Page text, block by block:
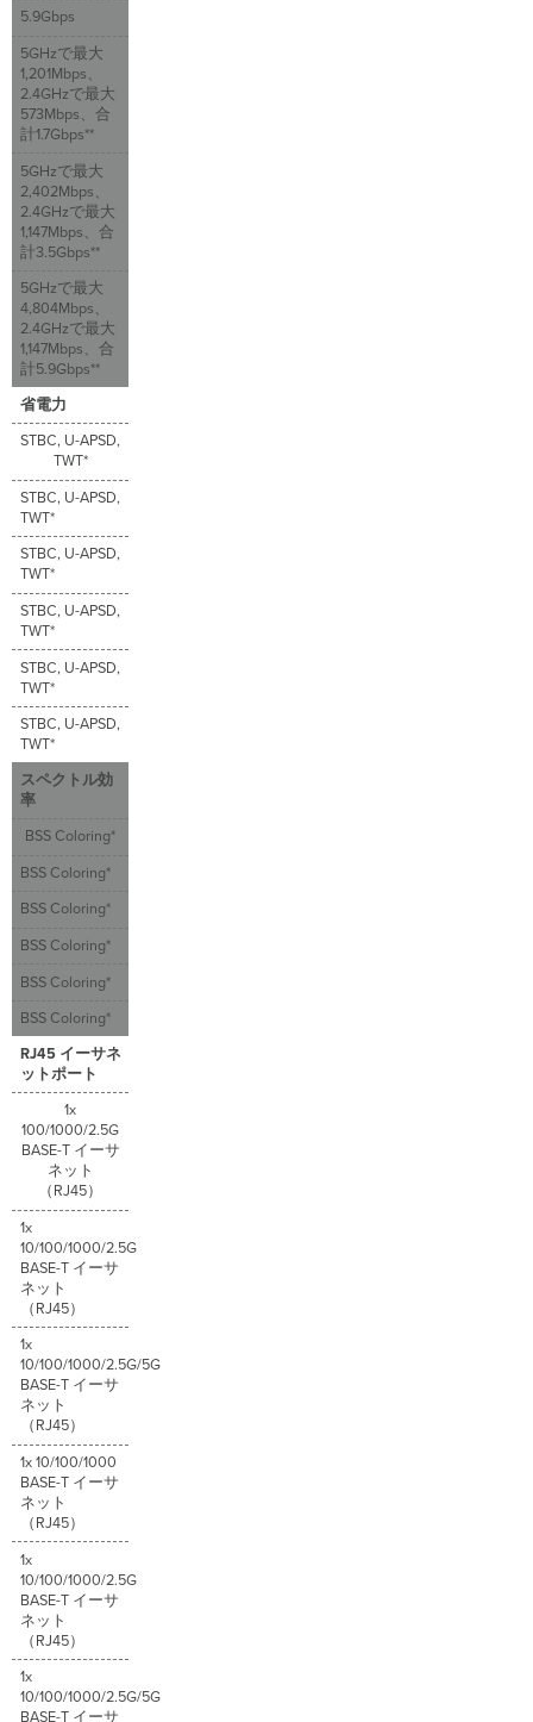
5.9Gbps
5GHzで最大
1,201Mbps、
2.4GHzで最大
573Mbps、合
計1.7Gbps**
5GHzで最大
2,402Mbps、
2.4GHzで最大
1,147Mbps、合
計3.5Gbps**
5GHzで最大
4,804Mbps、
2.4GHzで最大
1,147Mbps、合
計5.9Gbps**
省電力
STBC, U-APSD,
TWT*
STBC, U-APSD,
TWT*
STBC, U-APSD,
TWT*
STBC, U-APSD,
TWT*
STBC, U-APSD,
TWT*
STBC, U-APSD,
TWT*
スペクトル効
率
BSS Coloring*
BSS Coloring*
BSS Coloring*
BSS Coloring*
BSS Coloring*
BSS Coloring*
RJ45 イーサネ
ットポート
1x
100/1000/2.5G
BASE-T イーサ
ネット
（RJ45）
1x
10/100/1000/2.5G
BASE-T イーサ
ネット
（RJ45）
1x
10/100/1000/2.5G/5G
BASE-T イーサ
ネット
（RJ45）
1x 10/100/1000
BASE-T イーサ
ネット
（RJ45）
1x
10/100/1000/2.5G
BASE-T イーサ
ネット
（RJ45）
1x
10/100/1000/2.5G/5G
BASE-T イーサ